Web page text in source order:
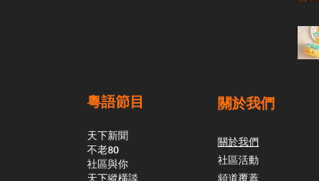
粵語節目
天下新聞
不老80
社區與你
天下縱橫談
關於我們
關於我們
社區活動
頻道覆蓋